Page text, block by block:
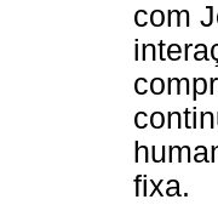
com
fixa.